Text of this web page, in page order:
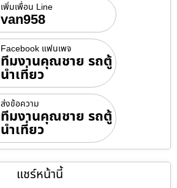
เพิ่มเพื่อน Line
van958
Facebook แฟนเพจ
ทีมงานคุณชาย รถตู้
นำเที่ยว
ส่งข้อความ
ทีมงานคุณชาย รถตู้
นำเที่ยว
แชร์หน้านี้